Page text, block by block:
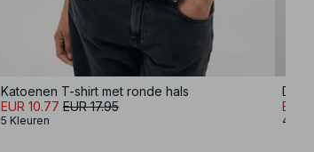
Katoenen T-shirt met ronde hals
EUR 10.77 EUR 17.95
5 Kleuren
EUR
4